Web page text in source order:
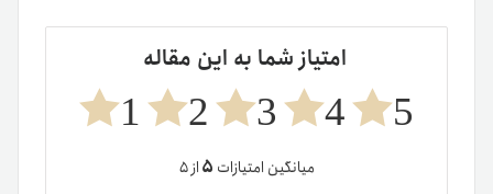
امتیاز شما به این مقاله
5
4
3
2
1
میانگین امتیازات ۵از ۵